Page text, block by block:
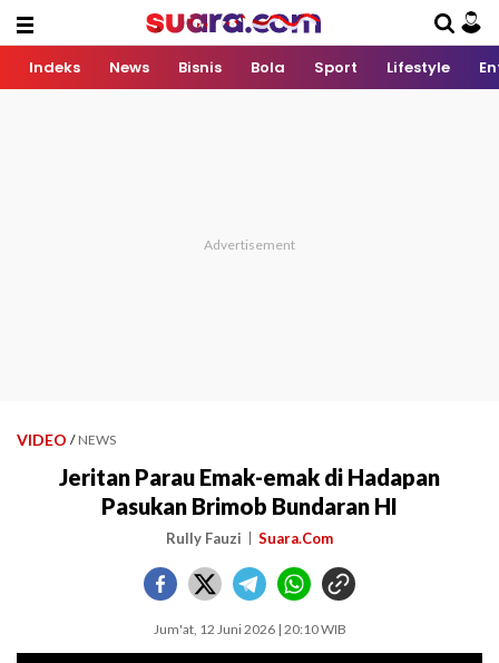
Indeks News Bisnis Bola Sport Lifestyle
VIDEO / NEWS
Jeritan Parau Emak-emak di Hadapan
Pasukan Brimob Bundaran HI
Rully Fauzi Suara.Com
Jum'at, 12 Juni 2026 | 20:10 WIB